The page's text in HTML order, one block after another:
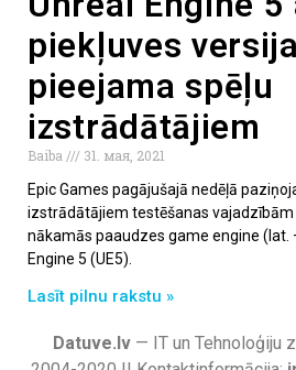
piekļuves
pieejama spēļu
izstrādātājiem
Baiba
31. мая, 2021
Epic Games pagājušajā nedēļā
izstrādātājiem testēšanas
nākamās paaudzes game engine (lat.
Engine 5 (UE5).
Lasīt pilnu rakstu »
Datuve.lv— IT un Tehnoloģiju